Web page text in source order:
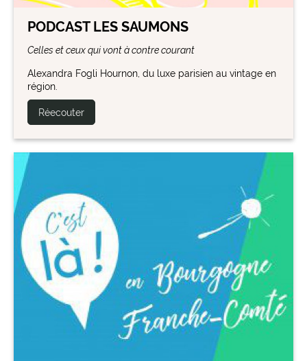
PODCAST LES SAUMONS
Celles et ceux qui vont à contre courant
Alexandra Fogli Hournon, du luxe parisien au vintage en
région.
Réecouter